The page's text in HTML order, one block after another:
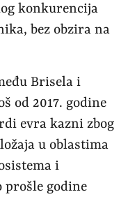
konkurencija
bez obzira na
Brisela i
od 2017. godine
evra kazni zbog
u oblastima
i
prošle godine